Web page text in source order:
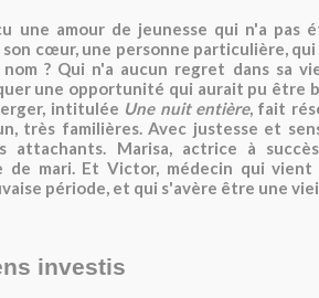
une amour de jeunesse qui n'a pas
son cœur, une personne particulière,
? Qui n'a aucun regret dans sa
une opportunité qui aurait pu être
intitulée Une nuit entière, fait
très familières. Avec justesse et
attachants. Marisa, actrice à
de mari. Et Victor, médecin qui
période, et qui s'avère être une
investis